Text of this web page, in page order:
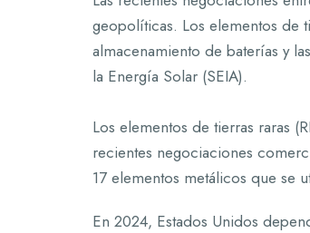
geopolíticas. Los elementos de
almacenamiento de baterías y
la Energía Solar (SEIA).
Los elementos de tierras raras
recientes negociaciones
17 elementos metálicos que se
En 2024, Estados Unidos